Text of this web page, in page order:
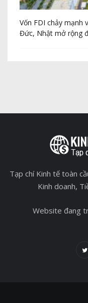
Vốn FDI chảy mạnh
Đức, Nhật mở rộng
Tạp chí Kinh tế toàn
Kinh doanh,
Website đang